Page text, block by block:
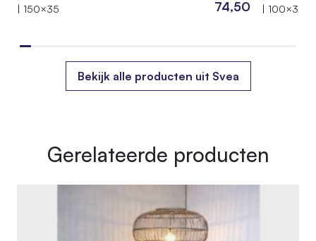
| 150×35
74,50
| 100×35
Bekijk alle producten uit Svea
Gerelateerde producten